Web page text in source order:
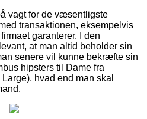
vagt for de væsentligste
transaktionen, eksempelvis
garanterer. I den
at man altid beholder sin
senere vil kunne bekræfte sin
hipsters til Dame fra
hvad end man skal